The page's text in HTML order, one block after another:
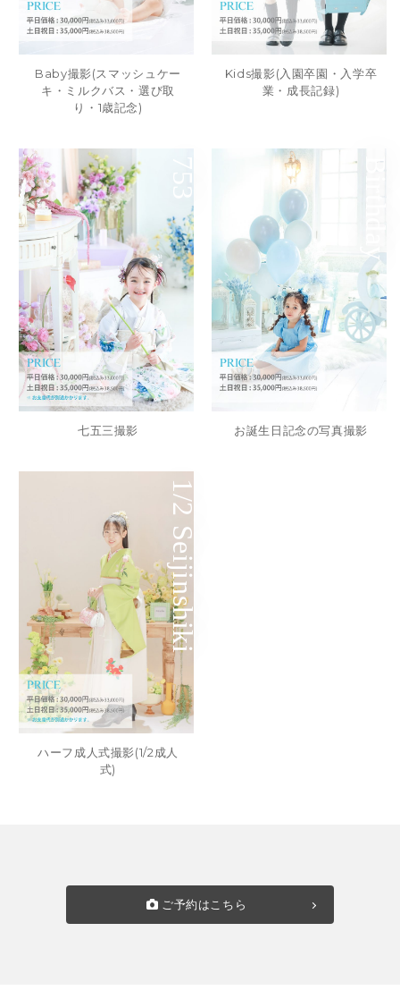
Baby撮影(スマッシュケー
キ・ミルクバス・選び取
り・1歳記念)
Kids撮影(入園卒園・入学卒
業・成長記録)
753
七五三撮影
Birthday
お誕生日記念の写真撮影
1/2 Seijinshiki
ハーフ成人式撮影(1/2成人
式)
ご予約はこちら